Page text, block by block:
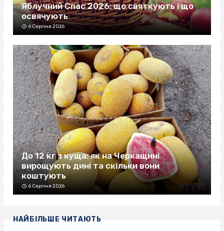
Яблучний Спас 2026: що святкують і що
освячують
6 Серпня 2026
До 12 кг з куща: як на Черкащині
вирощують дині та скільки вони
коштують
6 Серпня 2026
НАЙБІЛЬШЕ ЧИТАЮТЬ